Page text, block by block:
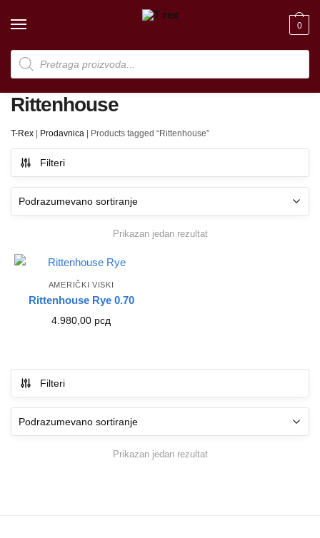
Products
search
0
Rittenhouse
T-Rex Prodavnica Products tagged “Rittenhouse”
Filteri
Prikazan jedan rezultat
AMERIČKI VISKI
Rittenhouse Rye 0.70
4.980,00 рсд
Filteri
Prikazan jedan rezultat